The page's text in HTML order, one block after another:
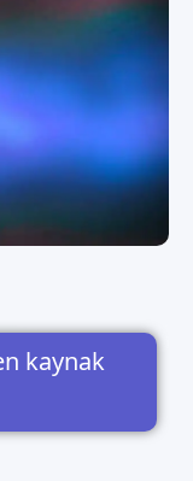
kaynak